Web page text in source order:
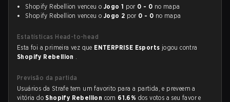
Shopify Rebellion venceu o Jogo 1 por 0 - 0 no mapa
Shopify Rebellion venceu o Jogo 2 por 0 - 0 no mapa
Estatísticas Head-to-head
Esta foi a primeira vez que ENTERPRISE Esports jogou contra
Shopify Rebellion .
Previsão da partida
Usuários da Strafe tem um favorito para a partida, e preveem a
vitória doShopify Rebellion com 61.6% dos votos a seu favor e